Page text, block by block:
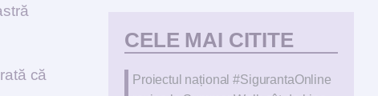
că
CELE MAI CITITE
Proiectul național #SigurantaOnline